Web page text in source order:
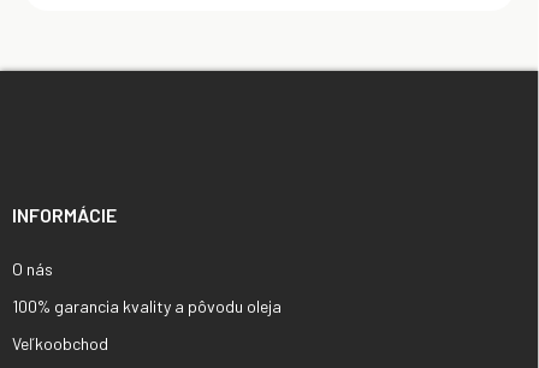
INFORMÁCIE
O nás
100% garancia kvality a pôvodu oleja
Veľkoobchod